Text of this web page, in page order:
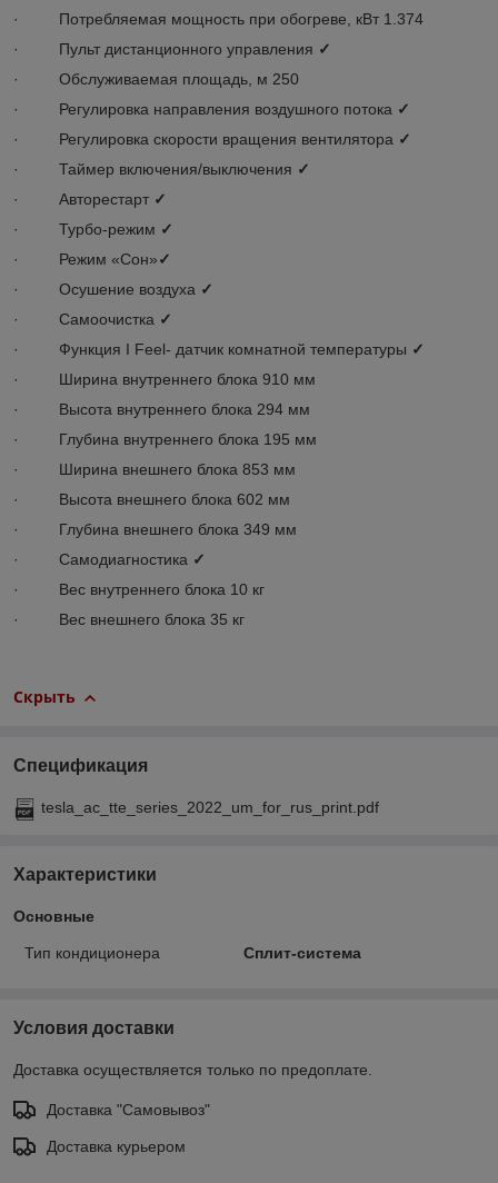
· Потребляемая мощность при обогреве, кВт 1.374
· Пульт дистанционного управления ✓
· Обслуживаемая площадь, м 250
· Регулировка направления воздушного потока ✓
· Регулировка скорости вращения вентилятора ✓
· Таймер включения/выключения ✓
· Авторестарт ✓
· Турбо-режим ✓
· Режим «Сон»✓
· Осушение воздуха ✓
· Самоочистка ✓
· Функция I Feel- датчик комнатной температуры ✓
· Ширина внутреннего блока 910 мм
· Высота внутреннего блока 294 мм
· Глубина внутреннего блока 195 мм
· Ширина внешнего блока 853 мм
· Высота внешнего блока 602 мм
· Глубина внешнего блока 349 мм
· Самодиагностика ✓
· Вес внутреннего блока 10 кг
· Вес внешнего блока 35 кг
Скрыть
Спецификация
tesla_ac_tte_series_2022_um_for_rus_print.pdf
Характеристики
Основные
Тип кондиционера Сплит-система
Условия доставки
Доставка осуществляется только по предоплате.
Доставка "Самовывоз"
Доставка курьером